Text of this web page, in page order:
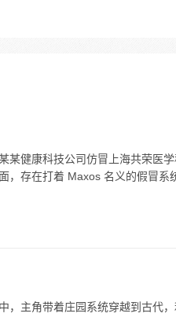
某健康科技公司仿冒上海共荣医
，存在打着 Maxos 名义的假冒系
，主角带着庄园系统穿越到古代